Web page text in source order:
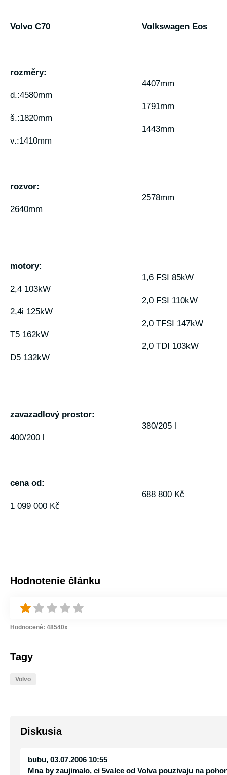
Volvo C70 Volkswagen Eos
rozměry:
d.:4580mm
š.:1820mm
v.:1410mm
4407mm
1791mm
1443mm
rozvor:
2640mm
2578mm
motory:
2,4 103kW
2,4i 125kW
T5 162kW
D5 132kW
1,6 FSI 85kW
2,0 FSI 110kW
2,0 TFSI 147kW
2,0 TDI 103kW
zavazadlový prostor:
400/200 l
380/205 l
cena od:
1 099 000 Kč
688 800 Kč
Hodnotenie článku
Hodnocené: 48540x
Tagy
Volvo
Diskusia
bubu, 03.07.2006 10:55
Mna by zaujimalo, ci 5valce od Volva pouzivaju na